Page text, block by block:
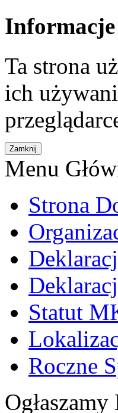
Ta strona
ich
Menu
Strona
Statut
Roczne